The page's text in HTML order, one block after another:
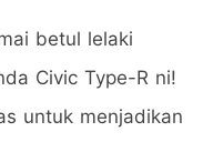
betul lelaki
Civic Type-R ni!
untuk menjadikan